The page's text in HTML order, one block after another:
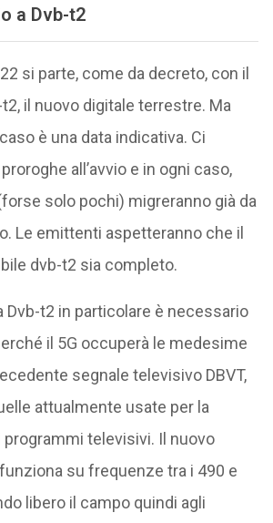
a Dvb-t2
si parte, come da decreto, con il
il nuovo digitale terrestre. Ma
è una data indicativa. Ci
all’avvio e in ogni caso,
solo pochi) migreranno già da
Le emittenti aspetteranno che il
dvb-t2 sia completo.
Dvb-t2 in particolare è necessario
il 5G occuperà le medesime
segnale televisivo DBVT,
attualmente usate per la
televisivi. Il nuovo
su frequenze tra i 490 e
libero il campo quindi agli